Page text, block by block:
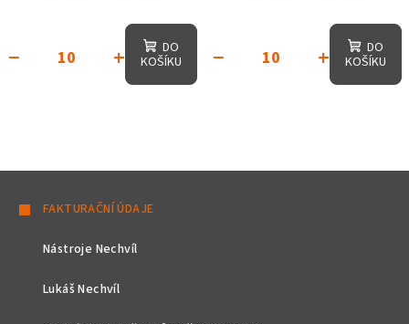
+
−
DO
KOŠÍKU
+
−
DO
KOŠÍKU
FAKTURAČNÍ ÚDAJE
Nástroje Nechvíl
Lukáš Nechvíl